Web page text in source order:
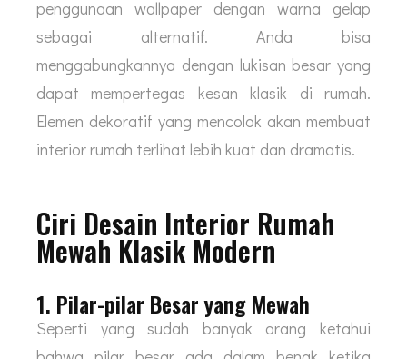
penggunaan wallpaper dengan warna gelap
sebagai alternatif. Anda bisa
menggabungkannya dengan lukisan besar yang
dapat mempertegas kesan klasik di rumah.
Elemen dekoratif yang mencolok akan membuat
interior rumah terlihat lebih kuat dan dramatis.
Ciri Desain Interior Rumah
Mewah Klasik Modern
1. Pilar-pilar Besar yang Mewah
Seperti yang sudah banyak orang ketahui